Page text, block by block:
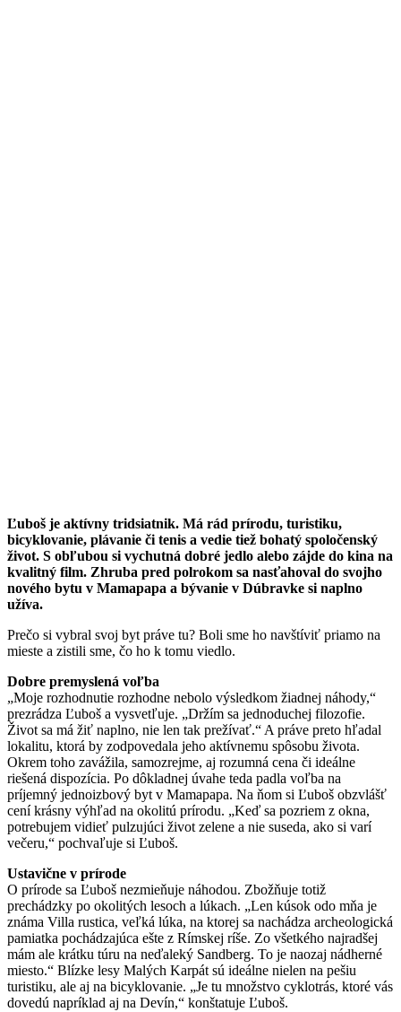
Ľuboš je aktívny tridsiatnik. Má rád prírodu, turistiku,
bicyklovanie, plávanie či tenis a vedie tiež bohatý spoločenský
život. S obľubou si vychutná dobré jedlo alebo zájde do kina na
kvalitný film. Zhruba pred polrokom sa nasťahoval do svojho
nového bytu v Mamapapa a bývanie v Dúbravke si naplno
užíva.
Prečo si vybral svoj byt práve tu? Boli sme ho navštíviť priamo na
mieste a zistili sme, čo ho k tomu viedlo.
Dobre premyslená voľba
„Moje rozhodnutie rozhodne nebolo výsledkom žiadnej náhody,“
prezrádza Ľuboš a vysvetľuje. „Držím sa jednoduchej filozofie.
Život sa má žiť naplno, nie len tak prežívať.“ A práve preto hľadal
lokalitu, ktorá by zodpovedala jeho aktívnemu spôsobu života.
Okrem toho zavážila, samozrejme, aj rozumná cena či ideálne
riešená dispozícia. Po dôkladnej úvahe teda padla voľba na
príjemný jednoizbový byt v Mamapapa. Na ňom si Ľuboš obzvlášť
cení krásny výhľad na okolitú prírodu. „Keď sa pozriem z okna,
potrebujem vidieť pulzujúci život zelene a nie suseda, ako si varí
večeru,“ pochvaľuje si Ľuboš.
Ustavične v prírode
O prírode sa Ľuboš nezmieňuje náhodou. Zbožňuje totiž
prechádzky po okolitých lesoch a lúkach. „Len kúsok odo mňa je
známa Villa rustica, veľká lúka, na ktorej sa nachádza archeologická
pamiatka pochádzajúca ešte z Rímskej ríše. Zo všetkého najradšej
mám ale krátku túru na neďaleký Sandberg. To je naozaj nádherné
miesto.“ Blízke lesy Malých Karpát sú ideálne nielen na pešiu
turistiku, ale aj na bicyklovanie. „Je tu množstvo cyklotrás, ktoré vás
dovedú napríklad aj na Devín,“ konštatuje Ľuboš.